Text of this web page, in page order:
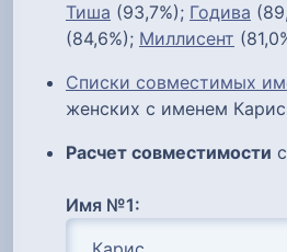
Тиша (93,7%); Годива
(84,6%); Миллисент
Списки совместимых
женских с именем Карис
Расчет совместимости
Имя №1: